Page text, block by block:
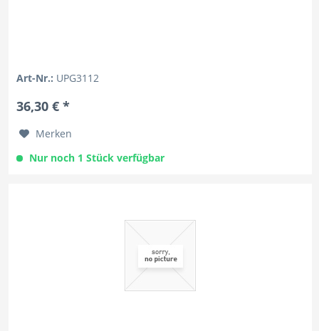
Art-Nr.: UPG3112
36,30 € *
Merken
Nur noch 1 Stück verfügbar